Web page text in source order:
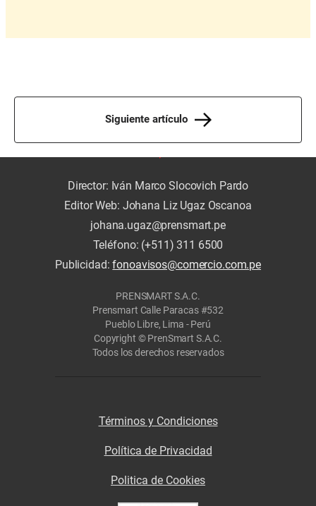
Siguiente artículo
Director: Iván Marco Slocovich Pardo
Editor Web: Johana Liz Ugaz Oscanoa
johana.ugaz@prensmart.pe
Teléfono: (+511) 311 6500
Publicidad:fonoavisos@comercio.com.pe
PRENSMART S.A.C.
Prensmart Calle Paracas #532
Pueblo Libre, Lima - Perú
Copyright © PrenSmart S.A.C.
Todos los derechos reservados
Términos y Condiciones
Política de Privacidad
Politica de Cookies